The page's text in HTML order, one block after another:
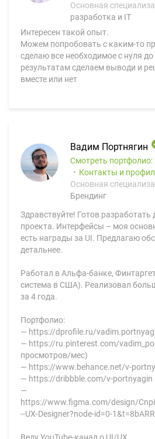
Основная
разработка и IT
Интересен такой опыт.
Можем попробовать с каким-то
сделаю все необходимое с нуля
результатам сделаем выводи и
вместе или нет
Вадим Портнягин
Смотреть портфолио:
Контакты и
Основная
Брендинг
Здравствуйте! Готов
проекта. Интерфейсы – моя
есть награды за UI. Предлагаю
детальнее.
Работал в Альфа-банке,
система в США). Реализовал
за 4 года.
Портфолио:
— https://dprofile.ru/
— https://ru.pinterest.com/
просмотров/мес)
— https://www.behance.net/v-
— https://dribbble.com/v-portnyagin
—
https://www.figma.com/design/
--UX-Designer?node-id=0-